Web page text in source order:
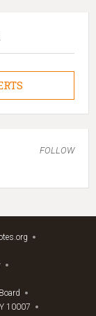
FOLLOW
10007